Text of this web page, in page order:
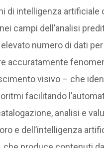
di intelligenza artificiale
campi dell’analisi
numero di dati
accuratamente
visivo – che
facilitando
analisi e
e dell’intelligenza